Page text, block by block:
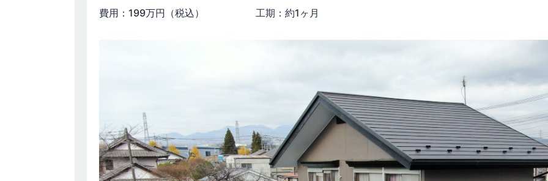
費用：199万円（税込） 工期：約1ヶ月